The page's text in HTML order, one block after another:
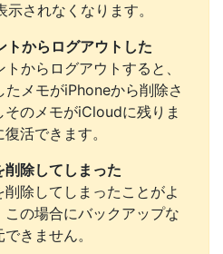
されなくなります。
からログアウトした
からログアウトすると、
メモがiPhoneから削除さ
そのメモがiCloudに残りま
活できます。
除してしまった
除してしまったことがよ
この場合にバックアップな
きません。